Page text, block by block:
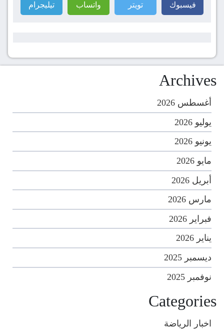
فيسبوك تويتر واتساب تيليجرام
Archives
أغسطس 2026
يوليو 2026
يونيو 2026
مايو 2026
أبريل 2026
مارس 2026
فبراير 2026
يناير 2026
ديسمبر 2025
نوفمبر 2025
Categories
اخبار الرياضة